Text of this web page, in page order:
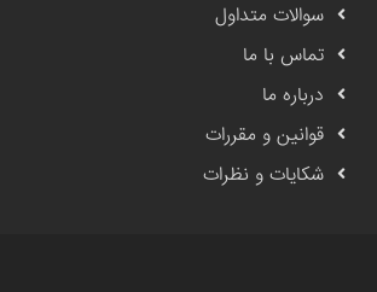
سوالات متداول
تماس با ما
درباره ما
قوانین و مقررات
شکایات و نظرات